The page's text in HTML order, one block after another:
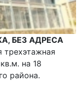
БЕЗ АДРЕСА
трехэтажная
на 18
района.